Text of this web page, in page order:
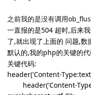
之前我的是没有调用
一直报的是504 超时,后来
了,就出现了上面的 问题,
默认的,我的php的关键的
关键代码:
header('Content-
header('Content-